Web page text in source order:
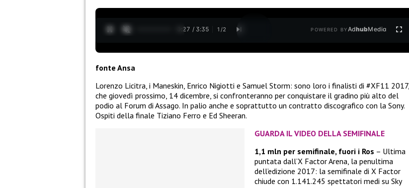
0:28 / 3:35 1 /2 POWERED BYAdhubMedia
fonte Ansa
Lorenzo Licitra, i Maneskin, Enrico Nigiotti e Samuel Storm: sono loro i finalisti di #XF11 2017,
che giovedì prossimo, 14 dicembre, si confronteranno per conquistare il gradino più alto del
podio al Forum di Assago. In palio anche e soprattutto un contratto discografico con la Sony.
Ospiti della finale Tiziano Ferro e Ed Sheeran.
GUARDA IL VIDEO DELLA SEMIFINALE
1,1 mln per semifinale, fuori i Ros – Ultima
puntata dall’X Factor Arena, la penultima
dell’edizione 2017: la semifinale di X Factor
chiude con 1.141.245 spettatori medi su Sky